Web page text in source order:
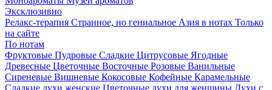
Эксклюзивно
Релакс-терапия Странное, но гениальное Азия в нотах Только
на сайте
По нотам
Фруктовые Пудровые Сладкие Цитрусовые Ягодные
Древесные Цветочные Восточные Розовые Ванильные
Сиреневые Вишневые Кокосовые Кофейные Карамельные
Сладкие духи женские Цветочные духи для женщины Духи с